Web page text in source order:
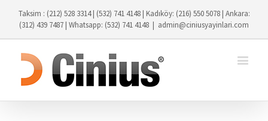
Taksim : (212) 528 3314 | (532) 741 4148 | Kadıköy: (216) 550 5078 | Ankara:
(312) 439 7487 | Whatsapp: (532) 741 4148 | admin@ciniusyayinlari.com